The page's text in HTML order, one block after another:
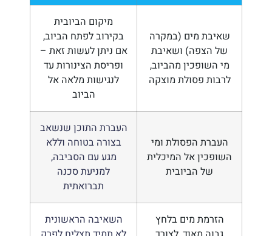
שאיבת מים (במקרה
של הצפה) ושאיבת
מי השופכין מהביוב,
לרבות פסולת מוצקה
מיקום הביובית
בקירוב לפתח הביוב,
אם ניתן לעשות זאת –
ופריסת הצינורות עד
לנגישות מלאה אל
הביוב
העברת הפסולת ומי
השופכין אל המיכלית
של הביובית
העברת התוכן שנשאב
בצורה בטוחה וללא
מגע עם הסביבה,
למניעת סכנה
תברואתית
הזרמת מים בלחץ
השאיבה הראשונית